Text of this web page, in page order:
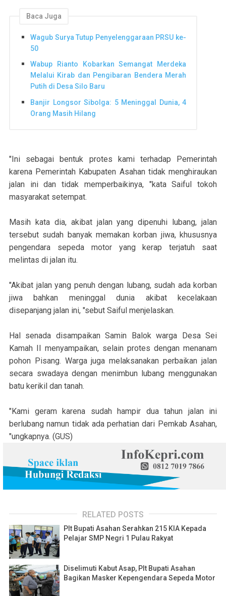
Baca Juga
Wagub Surya Tutup Penyelenggaraan PRSU ke-
50
Wabup Rianto Kobarkan Semangat Merdeka
Melalui Kirab dan Pengibaran Bendera Merah
Putih di Desa Silo Baru
Banjir Longsor Sibolga: 5 Meninggal Dunia, 4
Orang Masih Hilang
"Ini sebagai bentuk protes kami terhadap Pemerintah
karena Pemerintah Kabupaten Asahan tidak menghiraukan
jalan ini dan tidak memperbaikinya, "kata Saiful tokoh
masyarakat setempat.
Masih kata dia, akibat jalan yang dipenuhi lubang, jalan
tersebut sudah banyak memakan korban jiwa, khususnya
pengendara sepeda motor yang kerap terjatuh saat
melintas di jalan itu.
"Akibat jalan yang penuh dengan lubang, sudah ada korban
jiwa bahkan meninggal dunia akibat kecelakaan
disepanjang jalan ini, "sebut Saiful menjelaskan.
Hal senada disampaikan Samin Balok warga Desa Sei
Kamah II menyampaikan, selain protes dengan menanam
pohon Pisang. Warga juga melaksanakan perbaikan jalan
secara swadaya dengan menimbun lubang menggunakan
batu kerikil dan tanah.
"Kami geram karena sudah hampir dua tahun jalan ini
berlubang namun tidak ada perhatian dari Pemkab Asahan,
"ungkapnya. (GUS)
RELATED POSTS
Plt Bupati Asahan Serahkan 215 KIA Kepada
Pelajar SMP Negri 1 Pulau Rakyat
Diselimuti Kabut Asap, Plt Bupati Asahan
Bagikan Masker Kepengendara Sepeda Motor